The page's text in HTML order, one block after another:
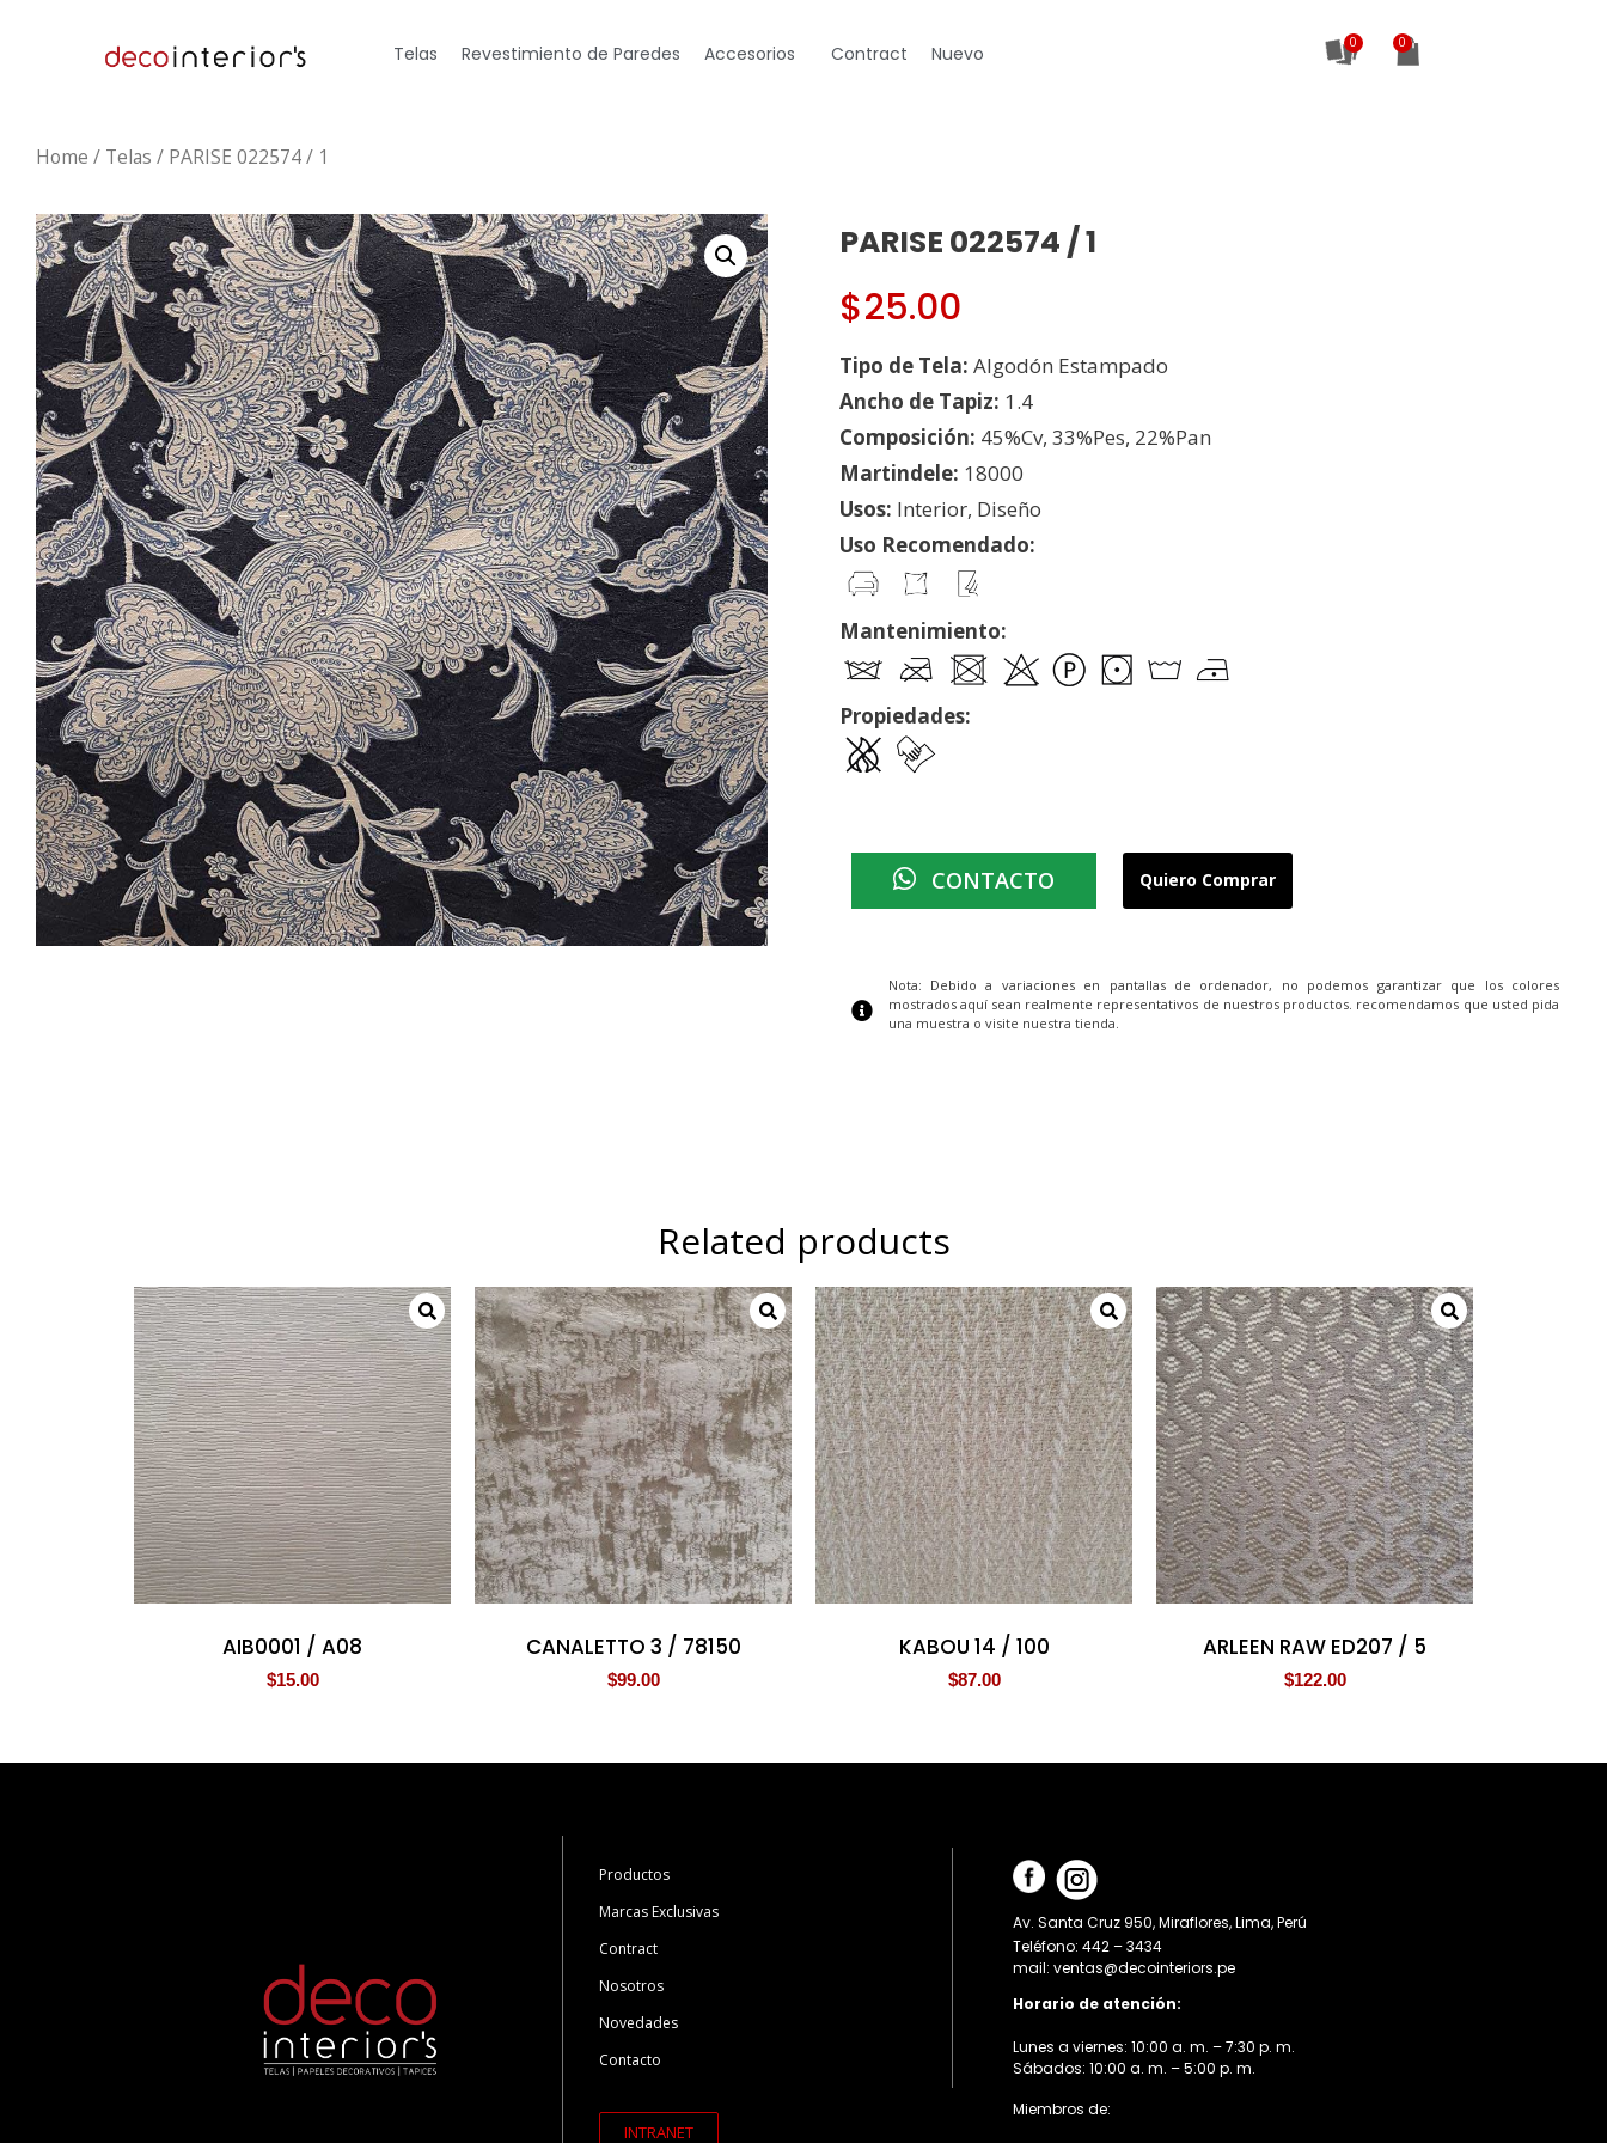
Telas Revestimiento de Paredes Accesorios Contract Nuevo 0
Home / Telas / PARISE 022574 / 1
PARISE 022574 / 1
$25.00
Tipo de Tela: Algodón Estampado
Ancho de Tapiz: 1.4
Composición: 45%Cv, 33%Pes, 22%Pan
Martindele: 18000
Usos: Interior, Diseño
Uso Recomendado:
Mantenimiento:
Propiedades:
CONTACTO Quiero Comprar
Nota: Debido a variaciones en pantallas de ordenador, no podemos garantizar que los colores
mostrados aquí sean realmente representativos de nuestros productos. recomendamos que usted pida
una muestra o visite nuestra tienda.
Related products
AIB0001 / A08
$15.00
CANALETTO 3 / 78150
$99.00
KABOU 14 / 100
$87.00
ARLEEN RAW ED207 / 5
$122.00
Productos
Marcas Exclusivas
Contract
Nosotros
Novedades
Contacto
INTRANET
Av. Santa Cruz 950, Miraflores, Lima, Perú
Teléfono: 442 – 3434
mail: ventas@decointeriors.pe
Horario de atención:
Lunes a viernes: 10:00 a. m. – 7:30 p. m.
Sábados: 10:00 a. m. – 5:00 p. m.
Miembros de: